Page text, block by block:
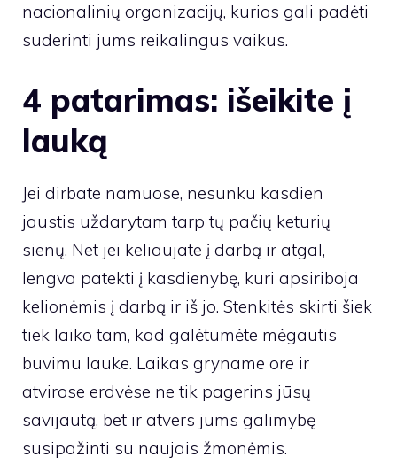
nacionalinių organizacijų, kurios gali padėti
suderinti jums reikalingus vaikus.
4 patarimas: išeikite į
lauką
Jei dirbate namuose, nesunku kasdien
jaustis uždarytam tarp tų pačių keturių
sienų. Net jei keliaujate į darbą ir atgal,
lengva patekti į kasdienybę, kuri apsiriboja
kelionėmis į darbą ir iš jo. Stenkitės skirti šiek
tiek laiko tam, kad galėtumėte mėgautis
buvimu lauke. Laikas gryname ore ir
atvirose erdvėse ne tik pagerins jūsų
savijautą, bet ir atvers jums galimybę
susipažinti su naujais žmonėmis.